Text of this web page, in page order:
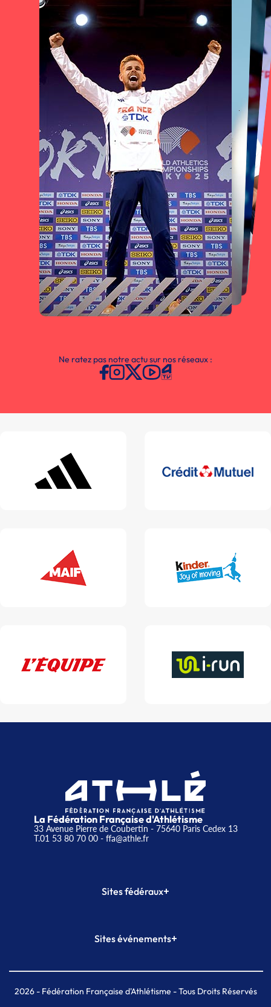
Ne ratez pas notre actu sur nos réseaux :
La Fédération Française d'Athlétisme
33 Avenue Pierre de Coubertin - 75640 Paris Cedex 13
T.01 53 80 70 00- ffa@athle.fr
Sites fédéraux+
Plateforme Formation
Sites événements+
Meeting de Paris indoor
MAIF Ekiden de Paris
2026- Fédération Française d'Athlétisme - Tous Droits Réservés